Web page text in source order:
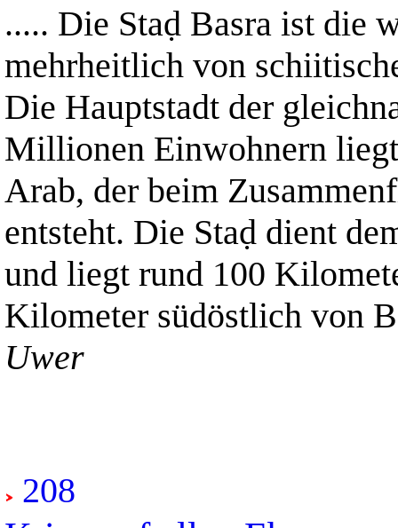
..... Die Staḍ Basra ist die
mehrheitlich von
Die Hauptstadt der
Millionen Einwohnern
Arab, der beim
entsteht. Die Staḍ dient
und liegt rund 100
Kilometer südöstlich von
Uwer
208